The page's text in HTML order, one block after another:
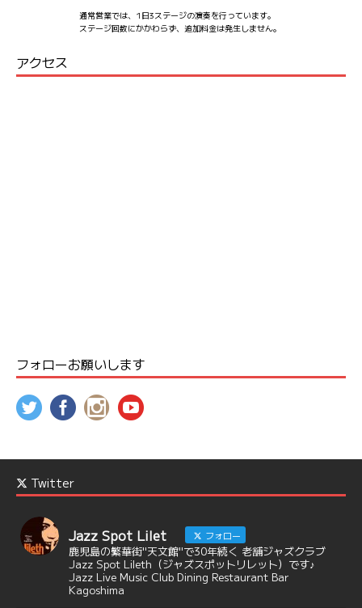
通常営業では、1日3ステージの演奏を行っています。
ステージ回数にかかわらず、追加料金は発生しません。
アクセス
フォローお願いします
Twitter
Jazz Spot Lilet フォロー
鹿児島の繁華街"天文館"で30年続く 老舗ジャズクラブ
Jazz Spot Lileth（ジャズスポットリレット）です♪
Jazz Live Music Club Dining Restaurant Bar
Kagoshima